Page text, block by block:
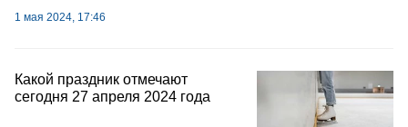
1 мая 2024, 17:46
Какой праздник отмечают
сегодня 27 апреля 2024 года